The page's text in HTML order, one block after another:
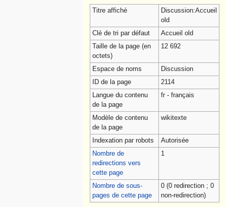
la
navigation
la
recherche
Titre affiché
Discussion:Accueil
old
Clé de tri par défaut
Accueil old
Taille de la page (en
octets)
12 692
Espace de noms
Discussion
ID de la page
2114
Langue du contenu
de la page
fr - français
Modèle de contenu
de la page
wikitexte
Indexation par robots
Autorisée
Nombre de
redirections vers
cette page
1
Nombre de sous-
pages de cette page
0 (0 redirection ; 0
non-redirection)